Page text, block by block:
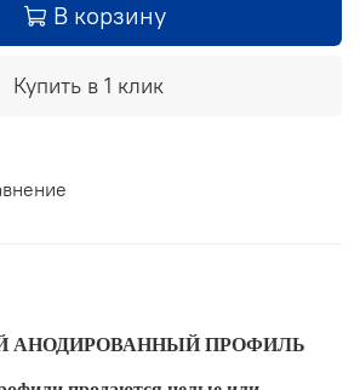
В корзину
Купить в 1 клик
ПРОФИЛЬ